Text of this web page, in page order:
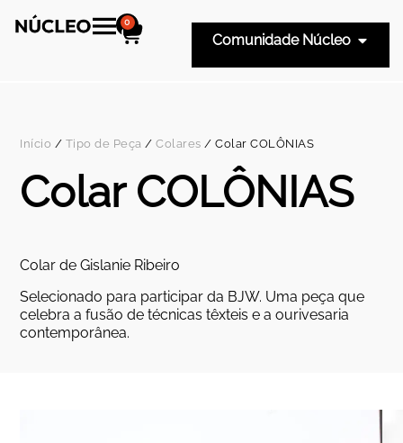
0
Comunidade Núcleo
Início / Tipo de Peça /Colares / Colar COLÔNIAS
Colar COLÔNIAS
Colar de Gislanie Ribeiro
Selecionado para participar da BJW. Uma peça que
celebra a fusão de técnicas têxteis e a ourivesaria
contemporânea.